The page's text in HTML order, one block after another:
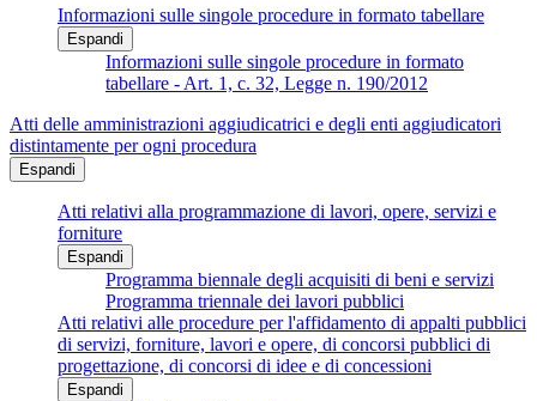
Informazioni sulle singole procedure in formato tabellare
Espandi
Informazioni sulle singole procedure in formato
tabellare - Art. 1, c. 32, Legge n. 190/2012
Atti delle amministrazioni aggiudicatrici e degli enti aggiudicatori
distintamente per ogni procedura
Espandi
Atti relativi alla programmazione di lavori, opere, servizi e
forniture
Espandi
Programma biennale degli acquisiti di beni e servizi
Programma triennale dei lavori pubblici
Atti relativi alle procedure per l'affidamento di appalti pubblici
di servizi, forniture, lavori e opere, di concorsi pubblici di
progettazione, di concorsi di idee e di concessioni
Espandi